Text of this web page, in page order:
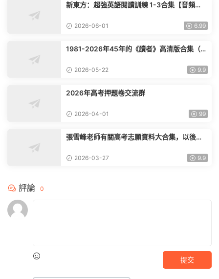
新東方：超強英語閱讀訓練 1-3合集【音頻
2026-06-01 6.99
1981-2026年45年的《讀者》高清版合集（持
2026-05-22 9.9
2026年高考押題卷交流群
2026-04-01 99
張雪峰老師有關高考志願資料大合集，以後就
2026-03-27 9.9
評論 0
提交